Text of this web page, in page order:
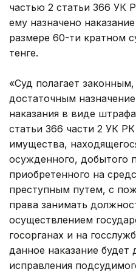
частью 2 статьи 366 УК
ему назначено
размере 60-ти кратном
тенге.
«Суд полагает
достаточным
наказания в виде
статьи 366 части 2 УК
имущества,
осужденного, добытого
приобретенного на
преступным путем, с
права занимать
осуществлением
госорганах и на
данное наказание будет
исправления